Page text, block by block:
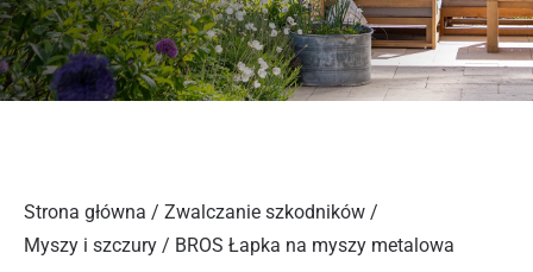
Strona główna / Zwalczanie szkodników /
Myszy i szczury / BROS Łapka na myszy metalowa